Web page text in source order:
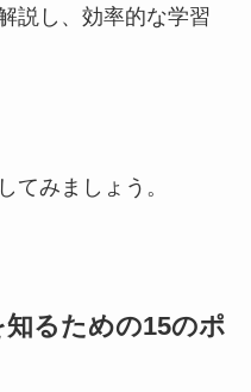
説し、効率的な学習
てみましょう。
るための15のポ